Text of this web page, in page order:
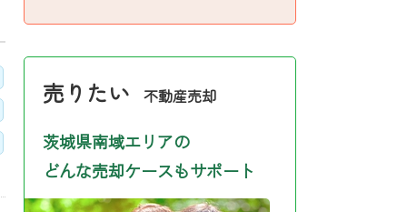
売りたい 不動産売却
茨城県南域エリアの
どんな売却ケースもサポート